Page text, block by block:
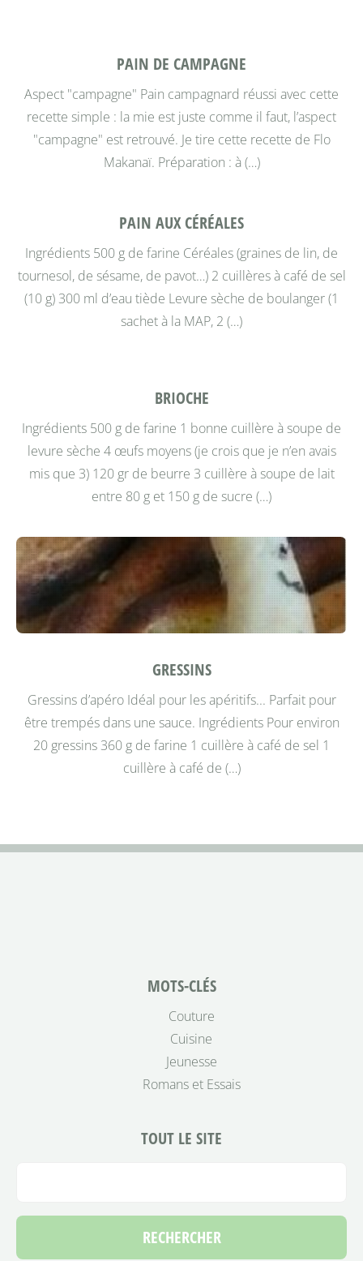
PAIN DE CAMPAGNE
Aspect "campagne" Pain campagnard réussi avec cette
recette simple : la mie est juste comme il faut, l’aspect
"campagne" est retrouvé. Je tire cette recette de Flo
Makanaï. Préparation : à (…)
PAIN AUX CÉRÉALES
Ingrédients 500 g de farine Céréales (graines de lin, de
tournesol, de sésame, de pavot…) 2 cuillères à café de sel
(10 g) 300 ml d’eau tiède Levure sèche de boulanger (1
sachet à la MAP, 2 (…)
BRIOCHE
Ingrédients 500 g de farine 1 bonne cuillère à soupe de
levure sèche 4 œufs moyens (je crois que je n’en avais
mis que 3) 120 gr de beurre 3 cuillère à soupe de lait
entre 80 g et 150 g de sucre (…)
GRESSINS
Gressins d’apéro Idéal pour les apéritifs... Parfait pour
être trempés dans une sauce. Ingrédients Pour environ
20 gressins 360 g de farine 1 cuillère à café de sel 1
cuillère à café de (…)
MOTS-CLÉS
Couture
Cuisine
Jeunesse
Romans et Essais
TOUT LE SITE